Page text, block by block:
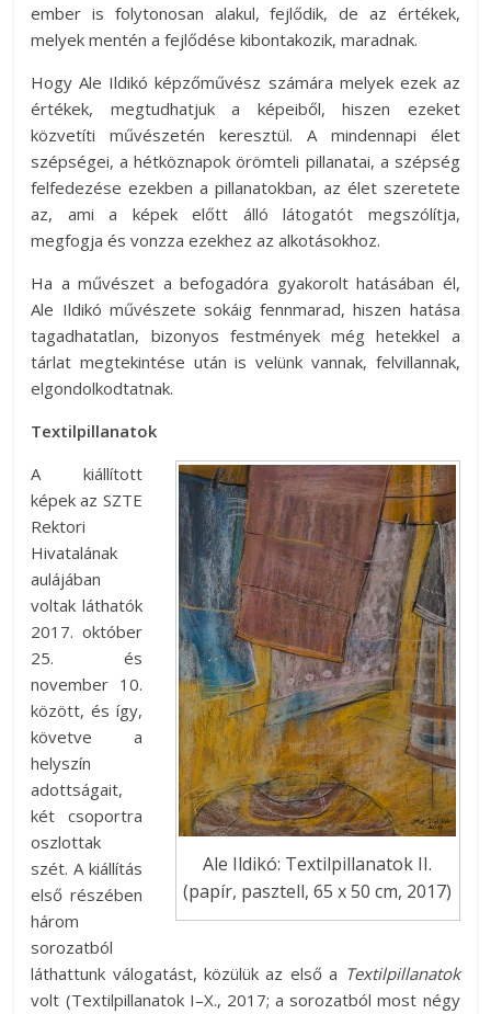
ember is folytonosan alakul, fejlődik, de az értékek,
melyek mentén a fejlődése kibontakozik, maradnak.
Hogy Ale Ildikó képzőművész számára melyek ezek az
értékek, megtudhatjuk a képeiből, hiszen ezeket
közvetíti művészetén keresztül. A mindennapi élet
szépségei, a hétköznapok örömteli pillanatai, a szépség
felfedezése ezekben a pillanatokban, az élet szeretete
az, ami a képek előtt álló látogatót megszólítja,
megfogja és vonzza ezekhez az alkotásokhoz.
Ha a művészet a befogadóra gyakorolt hatásában él,
Ale Ildikó művészete sokáig fennmarad, hiszen hatása
tagadhatatlan, bizonyos festmények még hetekkel a
tárlat megtekintése után is velünk vannak, felvillannak,
elgondolkodtatnak.
Textilpillanatok
Ale Ildikó: Textilpillanatok II.
(papír, pasztell, 65 x 50 cm, 2017)
A kiállított
képek az SZTE
Rektori
Hivatalának
aulájában
voltak láthatók
2017. október
25. és
november 10.
között, és így,
követve a
helyszín
adottságait,
két csoportra
oszlottak
szét. A kiállítás
első részében
három
sorozatból
láthattunk válogatást, közülük az első a Textilpillanatok
volt (Textilpillanatok I–X., 2017; a sorozatból most négy